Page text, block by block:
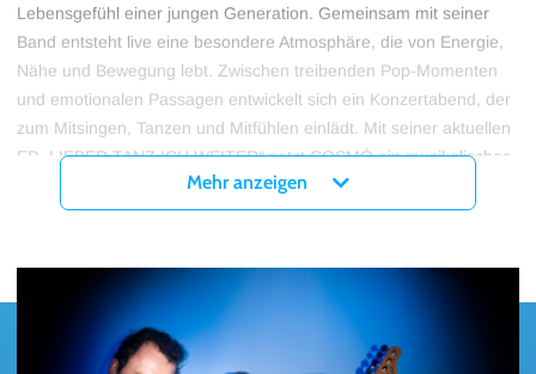
Lebensgefühl einer jungen Generation. Gemeinsam mit seiner
Band entsteht live eine besondere Atmosphäre, die von Energie,
Nähe und Bewegung lebt. Zwischen treibenden Pop-Momenten
und emotionalen Passagen entwickelt sich ein Konzertabend, der
zum Mitsingen, Tanzen und Mitfühlen einlädt. Mit seiner aktuellen
EP „LIEBER TANZ ICH WEITER“ setzt COSMÓ ein musikalisches
Statement voller Optimismus und Aufbruchsstimmung – und bringt
genau dieses Gefühl auch auf die Bühne.
Hamburg und München gibt es ab sofort hier bei myticket!
Mehr anzeigen